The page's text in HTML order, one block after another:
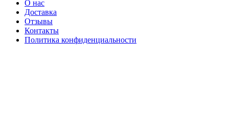
О нас
Доставка
Отзывы
Контакты
Политика конфиденциальности